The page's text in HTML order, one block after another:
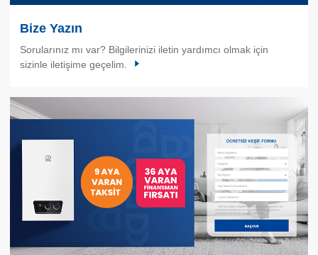
Bize Yazın
Sorularınız mı var? Bilgilerinizi iletin yardımcı olmak için
sizinle iletişime geçelim.